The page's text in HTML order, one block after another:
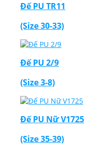
Đế PU TR11
(Size 30-33)
Đế PU 2/9
(Size 3-8)
Đế PU Nữ V1725
(Size 35-39)